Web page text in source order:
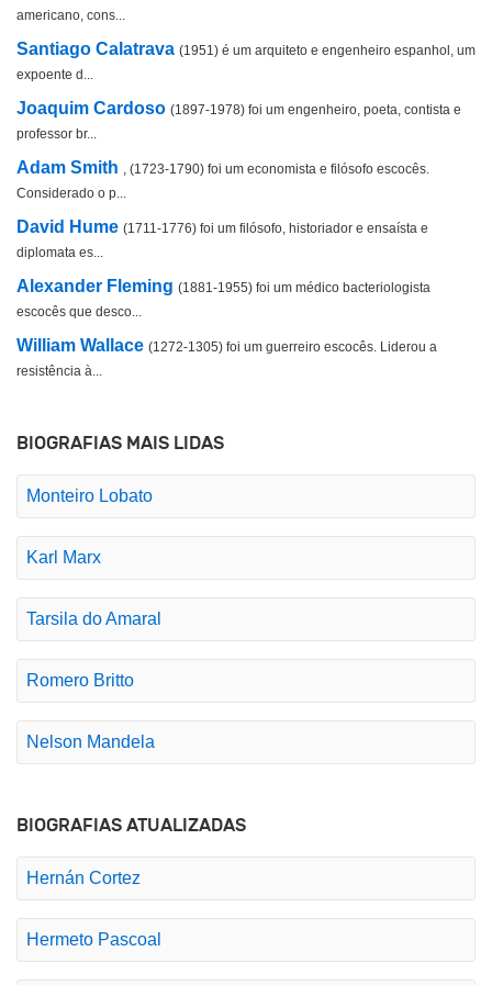
americano, cons...
Santiago Calatrava (1951) é um arquiteto e engenheiro espanhol, um
expoente d...
Joaquim Cardoso (1897-1978) foi um engenheiro, poeta, contista e
professor br...
Adam Smith
, (1723-1790) foi um economista e filósofo escocês.
Considerado o p...
David Hume (1711-1776) foi um filósofo, historiador e ensaísta e
diplomata es...
Alexander Fleming (1881-1955) foi um médico bacteriologista
escocês que desco...
William Wallace (1272-1305) foi um guerreiro escocês. Liderou a
resistência à...
BIOGRAFIAS MAIS LIDAS
Monteiro Lobato
Karl Marx
Tarsila do Amaral
Romero Britto
Nelson Mandela
BIOGRAFIAS ATUALIZADAS
Hernán Cortez
Hermeto Pascoal